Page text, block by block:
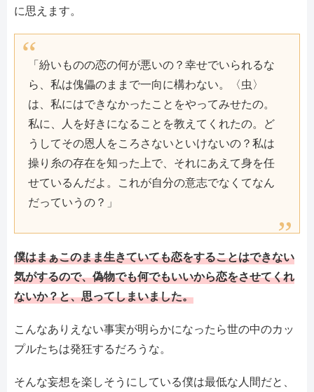
に思えます。
「紛いものの恋の何が悪いの？幸せでいられるな
ら、私は傀儡のままで一向に構わない。〈虫〉
は、私にはできなかったことをやってみせたの。
私に、人を好きになることを教えてくれたの。ど
うしてその恩人をころさないといけないの？私は
操り糸の存在を知った上で、それにあえて身を任
せているんだよ。これが自分の意志でなくてなん
だっていうの？」
僕はまぁこのまま生きていても恋をすることはできない
気がするので、偽物でも何でもいいから恋をさせてくれ
ないか？と、思ってしまいました。
こんなありえない事実が明らかになったら世の中のカッ
プルたちは発狂するだろうな。
そんな妄想を楽しそうにしている僕は最低な人間だと、